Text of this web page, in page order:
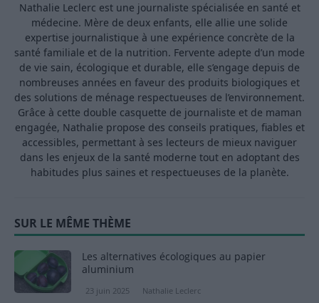
Nathalie Leclerc est une journaliste spécialisée en santé et
médecine. Mère de deux enfants, elle allie une solide
expertise journalistique à une expérience concrète de la
santé familiale et de la nutrition. Fervente adepte d’un mode
de vie sain, écologique et durable, elle s’engage depuis de
nombreuses années en faveur des produits biologiques et
des solutions de ménage respectueuses de l’environnement.
Grâce à cette double casquette de journaliste et de maman
engagée, Nathalie propose des conseils pratiques, fiables et
accessibles, permettant à ses lecteurs de mieux naviguer
dans les enjeux de la santé moderne tout en adoptant des
habitudes plus saines et respectueuses de la planète.
SUR LE MÊME THÈME
Les alternatives écologiques au papier
aluminium
23 juin 2025 Nathalie Leclerc